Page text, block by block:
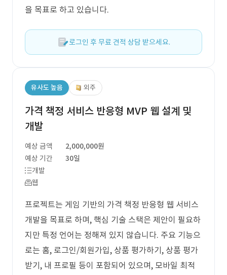
을 목표로 하고 있습니다.
로그인 후 무료 견적 상담 받으세요.
유사도 높음 외주
가격 책정 서비스 반응형 MVP 웹 설계 및
개발
예상 금액
2,000,000원
예상 기간
30일
개발
웹
프로젝트는 게임 기반의 가격 책정 반응형 웹 서비스
개발을 목표로 하며, 핵심 기술 스택은 제안이 필요하
지만 특정 언어는 정해져 있지 않습니다. 주요 기능으
로는 홈, 로그인/회원가입, 상품 평가하기, 상품 평가
받기, 내 프로필 등이 포함되어 있으며, 모바일 최적